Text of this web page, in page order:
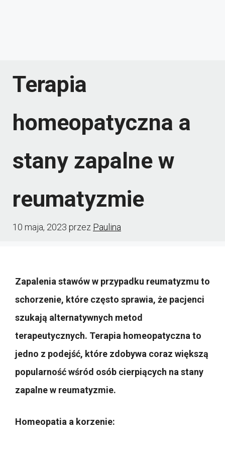
Terapia
homeopatyczna a
stany zapalne w
reumatyzmie
10 maja, 2023 przez Paulina
Zapalenia stawów w przypadku reumatyzmu to
schorzenie, które często sprawia, że pacjenci
szukają alternatywnych metod
terapeutycznych. Terapia homeopatyczna to
jedno z podejść, które zdobywa coraz większą
popularność wśród osób cierpiących na stany
zapalne w reumatyzmie.
Homeopatia a korzenie: